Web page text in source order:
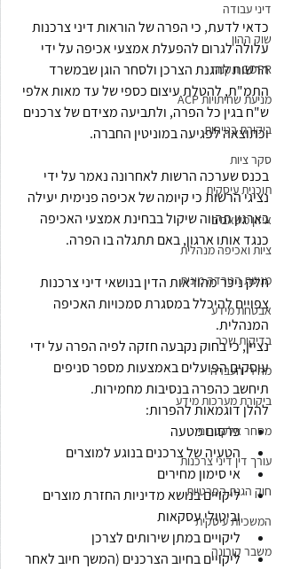
דיני עבודה
שוק ההון
GDPR תקנות
מניעת שחיתויות ACP
ביקורת בטיחות
סקר ציות
תוכנית עיסקית
איזון משאבים
ציות ואכיפה מנהלית
מניעת הטרדה מינית
אבטחת מידע
בדיקות שכר
מחירי העברה
ביקורת מערכות מידע
מסחר אלקטרוני
עורך דין דיני צרכנות
חוק הגנת הפרטיות
המשכיות עיסקית
משבר קורונה
כדאי לדעת, כי הפרה של הוראות דיני צרכנות
עלולה לגרום להפעלת אמצעי אכיפה על ידי
הרשות להגנת הצרכן ולסחר הוגן שבמשרד
התמ"ת, להטלת עיצום כספי של עד מאות אלפי
ש"ח בגין כל הפרה, ולתביעה מצידם של צרכנים
וכתוצאה לפגיעה במוניטין החברה.
בכנס שערכה הרשות לאחרונה נאמר על ידי
נציגי הרשות כי קיומה של אכיפה פנימית יעילה
בארגון תהווה שיקול בבחינת אמצעי האכיפה
כנגד אותו ארגון, באם תתגלה בו הפרה.
חלק ניכר מהוראות הדין בנושאי דיני צרכנות
צפויים להיכלל במסגרת סמכויות האכיפה
המנהלית.
נציין, כי בחוק נקבעה חזקה לפיה הפרה על ידי
עוסקים הפועלים באמצעות מספר סניפים
תיחשב כהפרה בנסיבות מחמירות.
להלן דוגמאות להפרות:
פרסום מטעה
הטעיה של צרכנים בנוגע למוצרים
אי סימון מחירים
ליקויים בנושא מדיניות החזרת מוצרים
וביטולי עסקאות
ליקויים במתן שירותים לצרכן
ליקויים בחיוב הצרכנים (המשך חיוב לאחר